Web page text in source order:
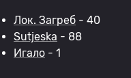
Лок. Загреб - 40
Sutjeska - 88
Игало - 1